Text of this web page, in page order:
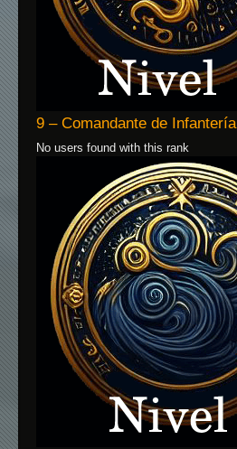
9 – Comandante de Infantería
No users found with this rank